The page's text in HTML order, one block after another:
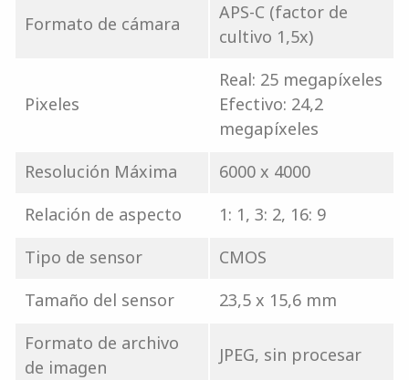
Formato de cámara
APS-C (factor de
cultivo 1,5x)
Pixeles
Real: 25 megapíxeles
Efectivo: 24,2
megapíxeles
Resolución Máxima
6000 x 4000
Relación de aspecto
1: 1, 3: 2, 16: 9
Tipo de sensor
CMOS
Tamaño del sensor
23,5 x 15,6 mm
Formato de archivo
de imagen
JPEG, sin procesar